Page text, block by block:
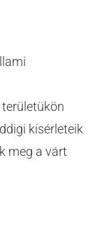
kísérleteik
meg a várt